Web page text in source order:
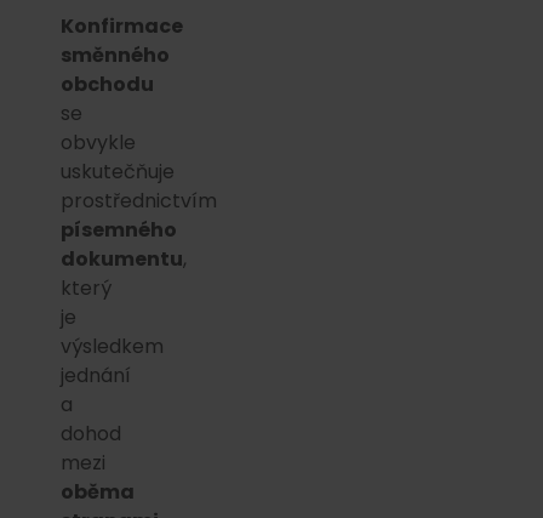
Konfirmace
směnného
obchodu
se
obvykle
uskutečňuje
prostřednictvím
písemného
dokumentu,
který
je
výsledkem
jednání
a
dohod
mezi
oběma